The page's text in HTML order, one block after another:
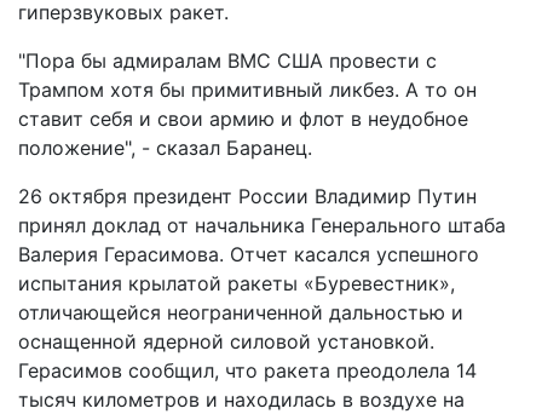
гиперзвуковых ракет.
"Пора бы адмиралам ВМС США провести с
Трампом хотя бы примитивный ликбез. А то он
ставит себя и свои армию и флот в неудобное
положение", - сказал Баранец.
26 октября президент России Владимир Путин
принял доклад от начальника Генерального штаба
Валерия Герасимова. Отчет касался успешного
испытания крылатой ракеты «Буревестник»,
отличающейся неограниченной дальностью и
оснащенной ядерной силовой установкой.
Герасимов сообщил, что ракета преодолела 14
тысяч километров и находилась в воздухе на